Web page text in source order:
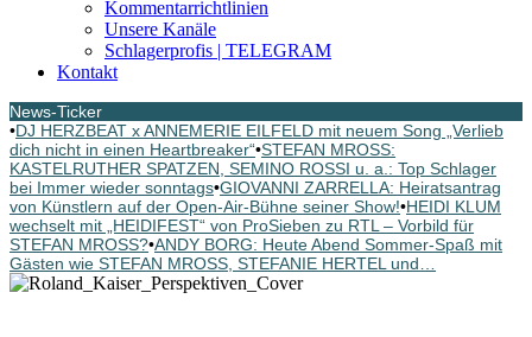
Kommentarrichtlinien
Unsere Kanäle
Schlagerprofis | TELEGRAM
Kontakt
News-Ticker
•DJ HERZBEAT x ANNEMERIE EILFELD mit neuem Song „Verlieb
dich nicht in einen Heartbreaker“•STEFAN MROSS:
KASTELRUTHER SPATZEN, SEMINO ROSSI u. a.: Top Schlager
bei Immer wieder sonntags•GIOVANNI ZARRELLA: Heiratsantrag
von Künstlern auf der Open-Air-Bühne seiner Show!•HEIDI KLUM
wechselt mit „HEIDIFEST“ von ProSieben zu RTL – Vorbild für
STEFAN MROSS?•ANDY BORG: Heute Abend Sommer-Spaß mit
Gästen wie STEFAN MROSS, STEFANIE HERTEL und…